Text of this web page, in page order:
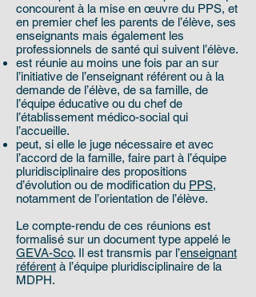
concourent à la mise en œuvre du PPS, et
en premier chef les parents de l’élève, ses
enseignants mais également les
professionnels de santé qui suivent l’élève.
est réunie au moins une fois par an sur
l’initiative de l’enseignant référent ou à la
demande de l’élève, de sa famille, de
l’équipe éducative ou du chef de
l’établissement médico-social qui
l’accueille.
peut, si elle le juge nécessaire et avec
l’accord de la famille, faire part à l’équipe
pluridisciplinaire des propositions
d’évolution ou de modification du PPS,
notamment de l’orientation de l’élève.
Le compte-rendu de ces réunions est
formalisé sur un document type appelé le
GEVA-Sco. Il est transmis par l’enseignant
référent à l’équipe pluridisciplinaire de la
MDPH.